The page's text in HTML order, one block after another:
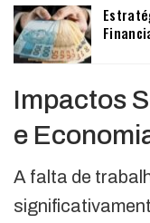
Impactos
e
A falta de